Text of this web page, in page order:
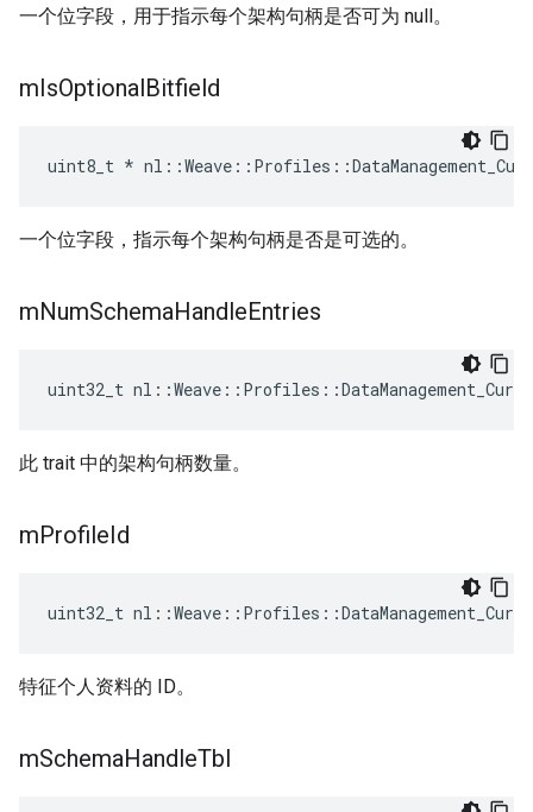
一个位字段，用于指示每个架构句柄是否可为 null。
mIsOptionalBitfield
uint8_t *
一个位字段，指示每个架构句柄是否是可选的。
mNumSchemaHandleEntries
uint32_t
此 trait 中的架构句柄数量。
mProfileId
uint32_t
特征个人资料的 ID。
mSchemaHandleTbl